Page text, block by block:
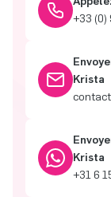
+33 (0)
Krista
Krista
+31 6